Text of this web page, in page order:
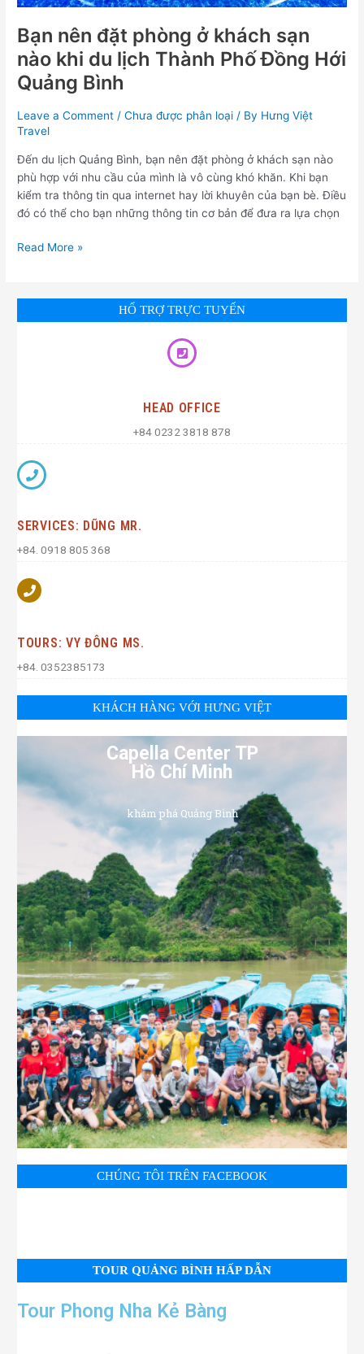
Bạn nên đặt phòng ở khách sạn
nào khi du lịch Thành Phố Đồng Hới
Quảng Bình
Leave a Comment /Chưa được phân loại / By Hưng Việt
Travel
Đến du lịch Quảng Bình, bạn nên đặt phòng ở khách sạn nào
phù hợp với nhu cầu của mình là vô cùng khó khăn. Khi bạn
kiểm tra thông tin qua internet hay lời khuyên của bạn bè. Điều
đó có thể cho bạn những thông tin cơ bản để đưa ra lựa chọn
Phố
Đồng
Hới
Quảng
Bình
Read More »
HỔ TRỢ TRỰC TUYẾN
HEAD OFFICE
+84 0232 3818 878
SERVICES: DŨNG MR.
+84. 0918 805 368
TOURS: VY ĐÔNG MS.
+84. 0352385173
KHÁCH HÀNG VỚI HƯNG VIỆT
Capella Center TP
Hồ Chí Minh
khám phá Quảng Bình
CHÚNG TÔI TRÊN FACEBOOK
TOUR QUẢNG BÌNH HẤP DẪN
Tour Phong Nha Kẻ Bàng